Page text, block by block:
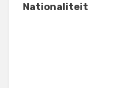
Nationaliteit